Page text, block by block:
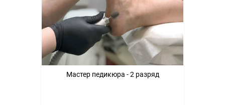
Мастер педикюра - 2 разряд